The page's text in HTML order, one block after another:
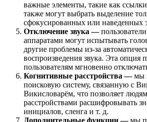
важные элементы, такие как
также могут выбрать выделение
сфокусированных или наведенных
Отключение звука —
аппаратами могут испытывать
другие проблемы из-за
воспроизведения звука. Эта опция
пользователям мгновенно
Когнитивные расстройства —мы
поисковую систему, связанную с
Викисловарём, что позволяет
расстройствами расшифровывать
инициалов, сленга и т. д.